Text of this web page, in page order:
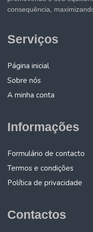
consequência,
Serviços
Página inicial
Sobre nós
A minha conta
Informações
Formulário de contacto
Termos e condições
Política de privacidade
Contactos